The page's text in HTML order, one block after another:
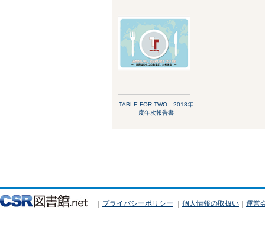
TABLE FOR TWO 2018年
度年次報告書
｜ プライバシーポリシー ｜ 個人情報の取扱い ｜ 運営